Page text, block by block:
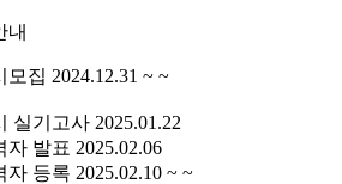
내
모집 2024.12.31 ~ ~
실기고사 2025.01.22
자 발표 2025.02.06
자 등록 2025.02.10 ~ ~